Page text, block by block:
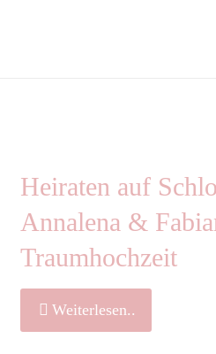
Heiraten auf
Annalena &
Traumhochzeit
Weiterlesen..